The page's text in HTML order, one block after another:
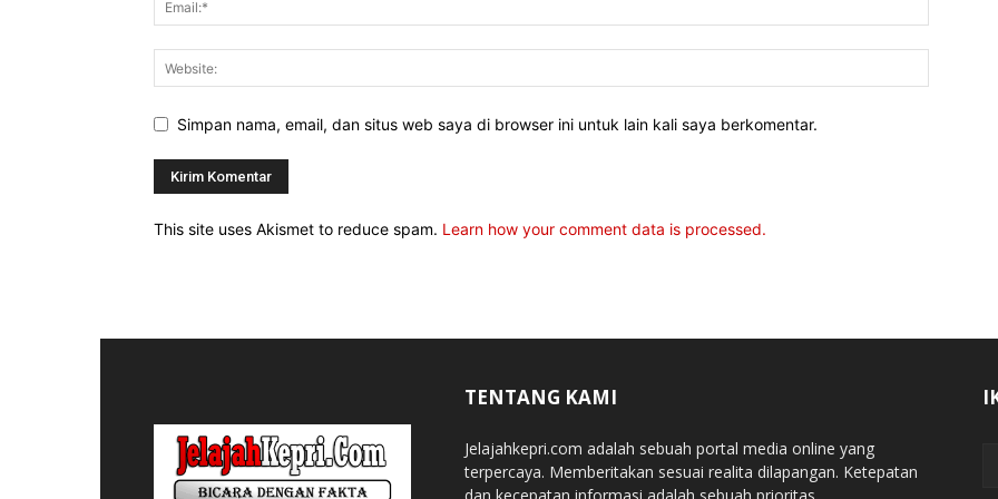
Simpan nama, email, dan situs web saya di browser ini untuk lain kali saya berkomentar.
This site uses Akismet to reduce spam. Learn how your comment data is processed.
TENTANG KAMI
Jelajahkepri.com adalah sebuah portal media online yang
terpercaya. Memberitakan sesuai realita dilapangan. Ketepatan
dan kecepatan informasi adalah sebuah prioritas.